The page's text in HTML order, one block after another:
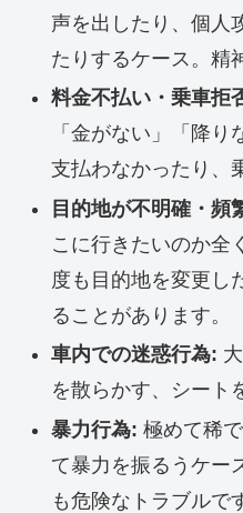
声を出したり、個人
たりするケース。精
料金不払い・乗車拒
「金がない」「降
支払わなかったり、
目的地が不明確・頻
こに行きたいのか全
度も目的地を変更し
ることがあります。
車内での迷惑行為:
を散らかす、シート
暴力行為: 極めて稀
て暴力を振るうケー
も危険なトラブルで